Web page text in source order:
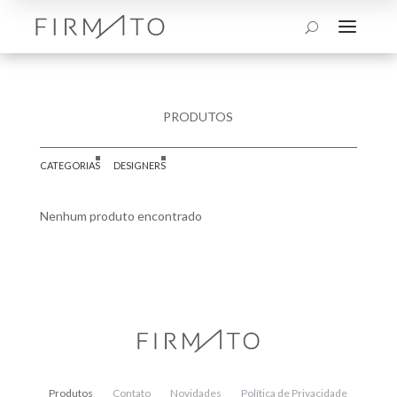
U a
PRODUTOS
CATEGORIAS DESIGNERS
Nenhum produto encontrado
Produtos Contato Novidades
Política de Privacidade